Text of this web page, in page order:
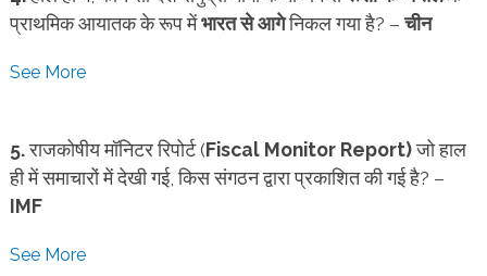
प्राथमिक आयातक के रूप मेंभारत से आगेनिकल गया है? –चीन
See More
5.राजकोषीय मॉनिटर रिपोर्ट (Fiscal Monitor Report)जो हाल
ही में समाचारों में देखी गई, किस संगठन द्वारा प्रकाशित की गई है? –
IMF
See More